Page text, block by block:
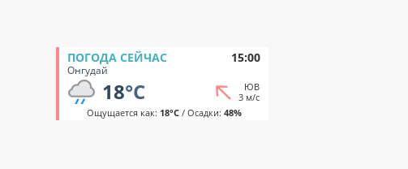
ПОГОДА СЕЙЧАС 15:00
Онгудай
18°C
ЮВ
3 м/с
Ощущается как: 18°C/ Осадки: 48%